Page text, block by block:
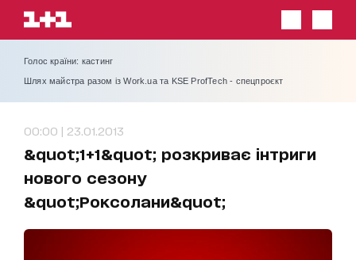
Голос країни: кастинг
Шлях майстра разом із Work.ua та KSE ProfTech - спецпроєкт
00:00 | 23.01.2013
&quot;1+1&quot; розкриває інтриги
нового сезону
&quot;Роксолани&quot;